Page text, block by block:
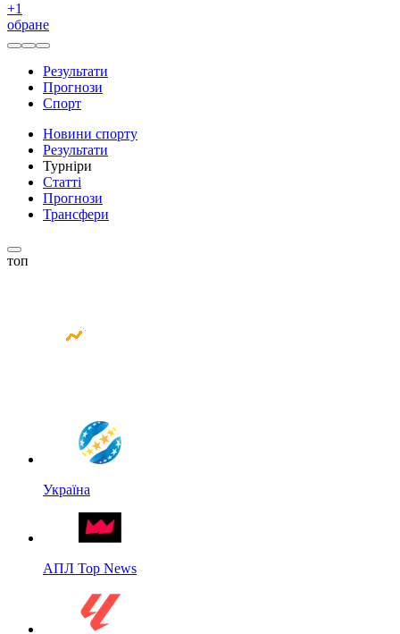
+1
обране
Результати
Прогнози
Спорт
Новини спорту
Результати
Турніри
Статті
Прогнози
Трансфери
топ
Україна
АПЛ Top News